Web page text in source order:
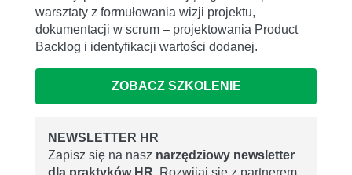
warsztaty z formułowania wizji projektu,
dokumentacji w scrum – projektowania Product
Backlog i identyfikacji wartości dodanej.
ZOBACZ SZKOLENIE
NEWSLETTER HR
Zapisz się na nasz narzędziowy newsletter
dla praktyków HR. Rozwijaj się z partnerem,